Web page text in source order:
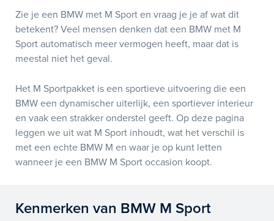
Zie je een BMW met M Sport en vraag je je af wat dit
betekent? Veel mensen denken dat een BMW met M
Sport automatisch meer vermogen heeft, maar dat is
meestal niet het geval.
Het M Sportpakket is een sportieve uitvoering die een
BMW een dynamischer uiterlijk, een sportiever interieur
en vaak een strakker onderstel geeft. Op deze pagina
leggen we uit wat M Sport inhoudt, wat het verschil is
met een echte BMW M en waar je op kunt letten
wanneer je een BMW M Sport occasion koopt.
Kenmerken van BMW M Sport